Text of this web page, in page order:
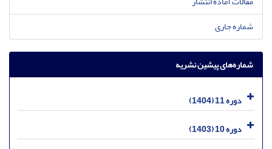
شماره جاری
شماره‌های پیشین نشریه
دوره 11 (1404)
دوره 10 (1403)